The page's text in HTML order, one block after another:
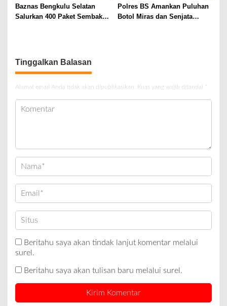
Baznas Bengkulu Selatan
Salurkan 400 Paket Sembako
Polres BS Amankan Puluhan
Botol Miras dan Senjata
Tinggalkan Balasan
Alamat email Anda tidak akan dipublikasikan. Ruas yang wajib ditandai *
Beritahu saya akan tindak lanjut komentar melalui
surel.
Beritahu saya akan tulisan baru melalui surel.